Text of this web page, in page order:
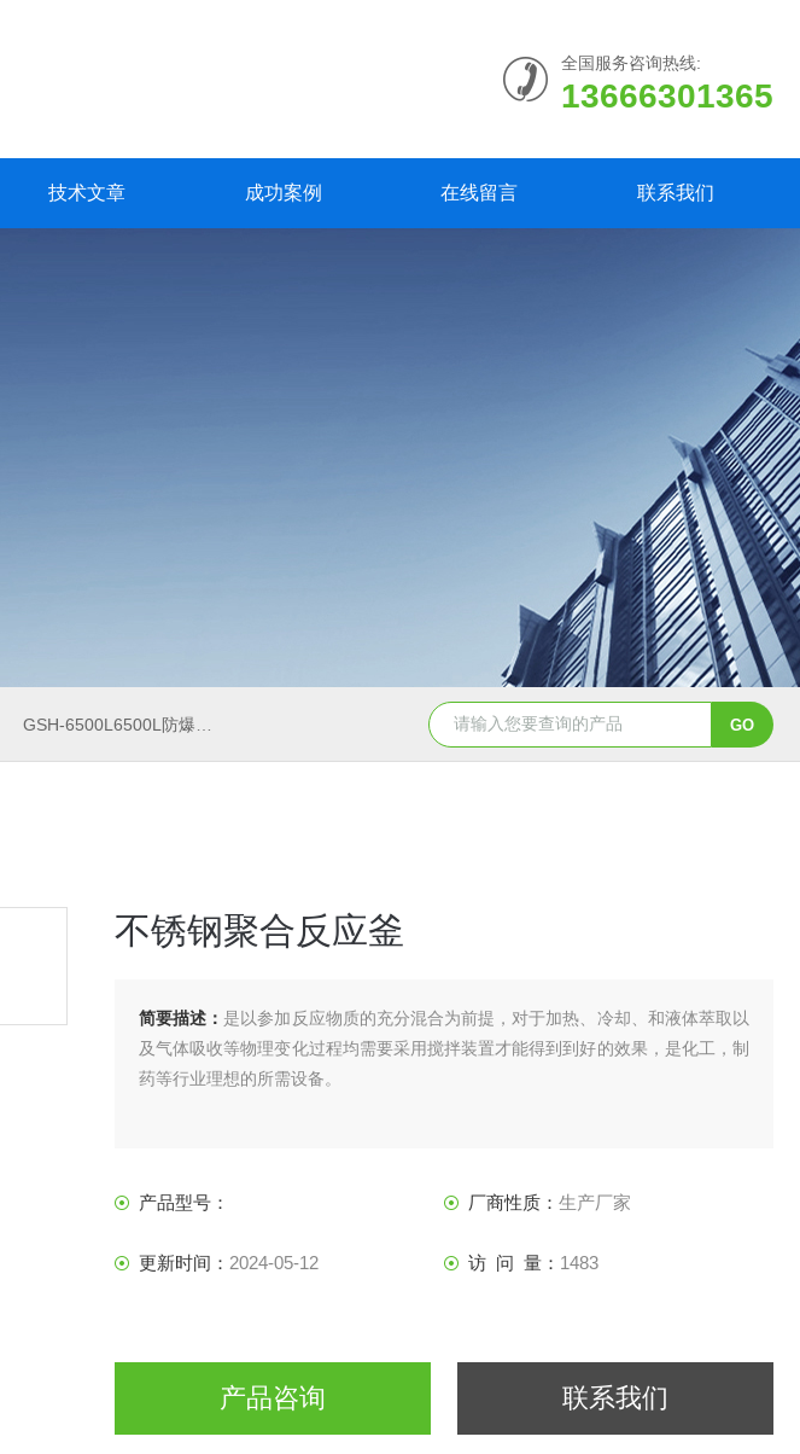
全国服务咨询热线:
13666301365
技术文章 成功案例 在线留言 联系我们
GSH-6500L6500L防爆加氢工业反应釜 GSH-0.5L0.5L不锈钢磁力密封聚酯反应釜
不锈钢聚合反应釜
简要描述： 是以参加反应物质的充分混合为前提，对于加热、冷却、和液体萃取以
及气体吸收等物理变化过程均需要采用搅拌装置才能得到到好的效果，是化工，制
药等行业理想的所需设备。
产品型号： 厂商性质： 生产厂家
更新时间： 2024-05-12 访 问 量： 1483
产品咨询 联系我们